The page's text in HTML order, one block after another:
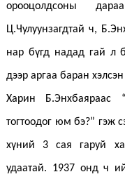
орооцолдсоны
Ц.Чулуунзагдтай ч,
нар бүгд надад гай л
дээр аргаа баран хэлсэн
Харин Б.Энхбаяраас
тогтоодог юм бэ?” гэж
хүний 3 сая гаруй
удаатай. 1937 онд ч